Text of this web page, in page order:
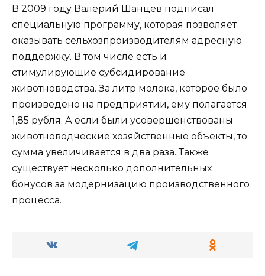
В 2009 году Валерий Шанцев подписал
специальную программу, которая позволяет
оказывать сельхозпроизводителям адресную
поддержку. В том числе есть и
стимулирующие субсидирование
животноводства. За литр молока, которое было
произведено на предприятии, ему полагается
1,85 рубля. А если были усовершенствованы
животноводческие хозяйственные объекты, то
сумма увеличивается в два раза. Также
существует несколько дополнительных
бонусов за модернизацию производственного
процесса.